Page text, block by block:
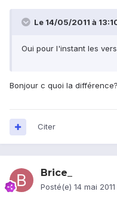
Le 14/05/2011 à
Oui pour l'instant les
Bonjour c quoi la
Citer
Brice_
Posté(e) 14 mai 2011